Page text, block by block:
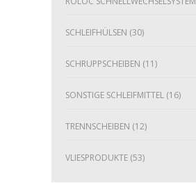
SCHLEIFHÜLSEN (30)
SCHRUPPSCHEIBEN (11)
SONSTIGE SCHLEIFMITTEL (16)
TRENNSCHEIBEN (12)
VLIESPRODUKTE (53)